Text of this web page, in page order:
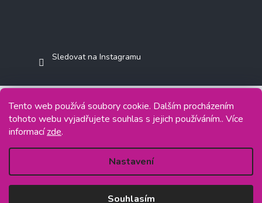
Tento web používá soubory cookie. Dalším procházením
tohoto webu vyjadřujete souhlas s jejich používáním.. Více
informacízde.
Nastavení
Souhlasím
Sledovat na Instagramu
Copyright 2026Jasminkashop.cz. Všechna práva vyhrazena.
Vytvořil Shoptet